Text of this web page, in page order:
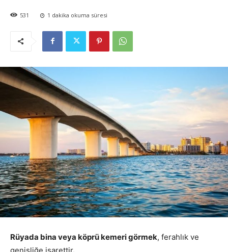
531 1 dakika okuma süresi
Rüyada bina veya köprü kemeri görmek, ferahlık ve
genişliğe işarettir.